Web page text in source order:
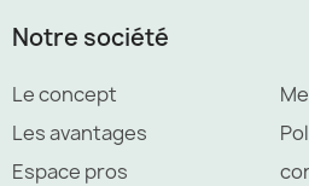
Notre société
Le concept
Les avantages
Espace pros